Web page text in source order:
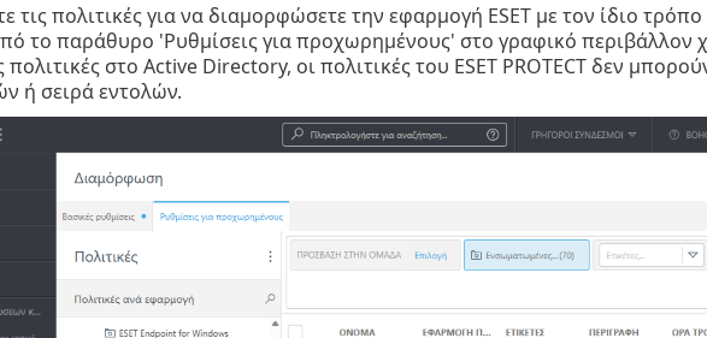
τις πολιτικές για να διαμορφώσετε την εφαρμογή ESET με τον ίδιο
το παράθυρο 'Ρυθμίσεις για προχωρημένους' στο γραφικό περιβάλλον
πολιτικές στο Active Directory, οι πολιτικές του ESET PROTECT δεν
ή σειρά εντολών.